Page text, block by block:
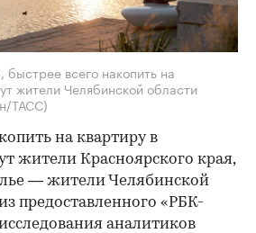
быстрее всего накопить на
жители Челябинской области
ТАСС)
на квартиру в
жители Красноярского края,
— жители Челябинской
предоставленного «РБК-
аналитиков